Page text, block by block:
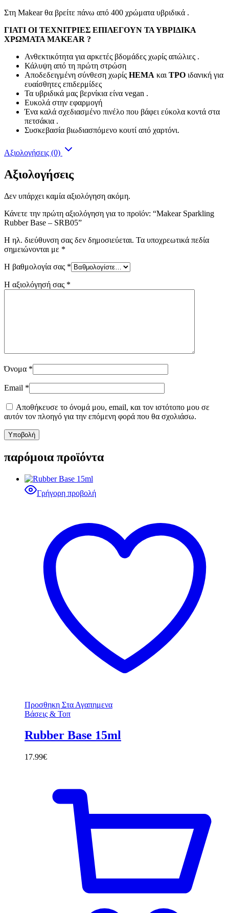
Στη Makear θα βρείτε πάνω από 400 χρώματα υβριδικά .
ΓΙΑΤΙ ΟΙ ΤΕΧΝΙΤΡΙΕΣ ΕΠΙΛΕΓΟΥΝ ΤΑ ΥΒΡΙΔΙΚΑ
ΧΡΩΜΑΤΑ MAKEAR ?
Ανθεκτικότητα για αρκετές βδομάδες χωρίς απώλιες .
Κάλυψη από τη πρώτη στρώση
Αποδεδειγμένη σύνθεση χωρίς HEMA και TPO ιδανική για
ευαίσθητες επιδερμίδες
Τα υβριδικά μας βερνίκια είνα vegan .
Ευκολά στην εφαρμογή
Ένα καλά σχεδιασμένο πινέλο που βάφει εύκολα κοντά στα
πετσάκια .
Συσκεβασία βιωδιασπόμενο κουτί από χαρτόνι.
Αξιολογήσεις (0)
Αξιολογήσεις
Δεν υπάρχει καμία αξιολόγηση ακόμη.
Κάνετε την πρώτη αξιολόγηση για το προϊόν: “Makear Sparkling
Rubber Base – SRB05”
Η ηλ. διεύθυνση σας δεν δημοσιεύεται. Τα υποχρεωτικά πεδία
σημειώνονται με *
Η βαθμολογία σας *
Η αξιολόγησή σας *
Όνομα *
Email *
Αποθήκευσε το όνομά μου, email, και τον ιστότοπο μου σε
αυτόν τον πλοηγό για την επόμενη φορά που θα σχολιάσω.
παρόμοια προϊόντα
Γρήγορη προβολή
Προσθηκη Στα Αγαπημενα
Βάσεις & Τοπ
Rubber Base 15ml
17.99€